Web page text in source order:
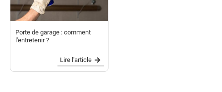
Porte de garage : comment
l'entretenir ?
Lire l'article